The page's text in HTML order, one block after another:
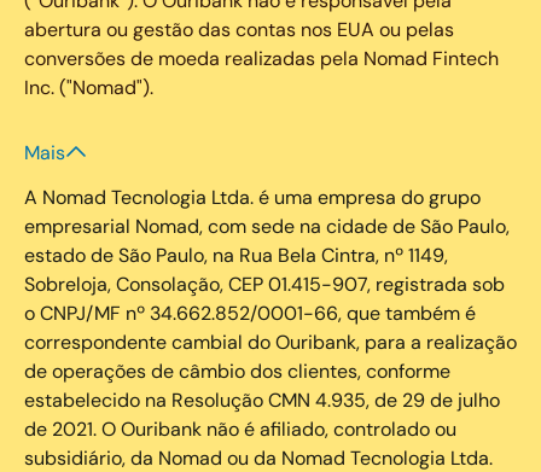
abertura ou gestão das contas nos EUA ou pelas
conversões de moeda realizadas pela Nomad Fintech
Inc. ("Nomad").
Mais
A Nomad Tecnologia Ltda. é uma empresa do grupo
empresarial Nomad, com sede na cidade de São Paulo,
estado de São Paulo, na Rua Bela Cintra, nº 1149,
Sobreloja, Consolação, CEP 01.415-907, registrada sob
o CNPJ/MF nº 34.662.852/0001-66, que também é
correspondente cambial do Ouribank, para a realização
de operações de câmbio dos clientes, conforme
estabelecido na Resolução CMN 4.935, de 29 de julho
de 2021. O Ouribank não é afiliado, controlado ou
subsidiário, da Nomad ou da Nomad Tecnologia Ltda.